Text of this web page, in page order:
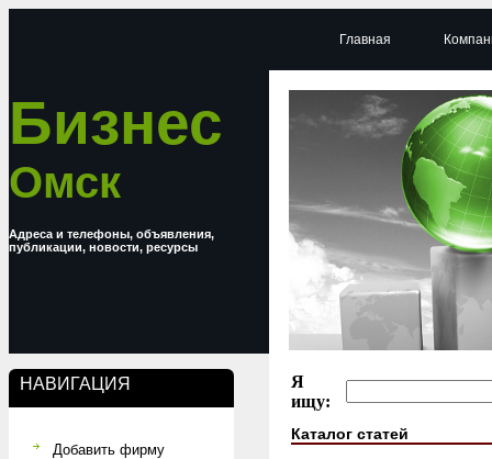
Бизнес
Омск
Адреса и телефоны, объявления,
публикации, новости, ресурсы
НАВИГАЦИЯ
Добавить фирму
Главная
Я
ищу:
Каталог статей